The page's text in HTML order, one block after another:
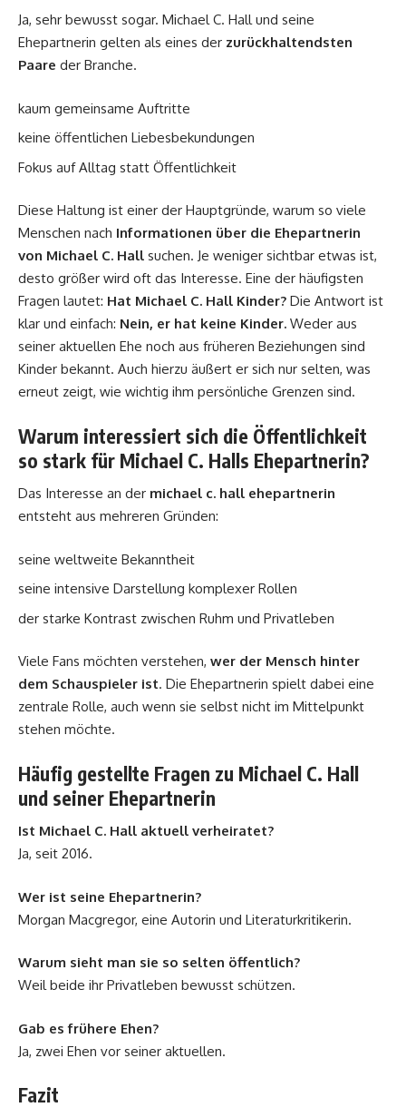
Ja, sehr bewusst sogar. Michael C. Hall und seine
Ehepartnerin gelten als eines der zurückhaltendsten
Paare der Branche.
kaum gemeinsame Auftritte
keine öffentlichen Liebesbekundungen
Fokus auf Alltag statt Öffentlichkeit
Diese Haltung ist einer der Hauptgründe, warum so viele
Menschen nach Informationen über die Ehepartnerin
von Michael C. Hall suchen. Je weniger sichtbar etwas ist,
desto größer wird oft das Interesse. Eine der häufigsten
Fragen lautet: Hat Michael C. Hall Kinder? Die Antwort ist
klar und einfach: Nein, er hat keine Kinder. Weder aus
seiner aktuellen Ehe noch aus früheren Beziehungen sind
Kinder bekannt. Auch hierzu äußert er sich nur selten, was
erneut zeigt, wie wichtig ihm persönliche Grenzen sind.
Warum interessiert sich die Öffentlichkeit
so stark für Michael C. Halls Ehepartnerin?
Das Interesse an der michael c. hall ehepartnerin
entsteht aus mehreren Gründen:
seine weltweite Bekanntheit
seine intensive Darstellung komplexer Rollen
der starke Kontrast zwischen Ruhm und Privatleben
Viele Fans möchten verstehen, wer der Mensch hinter
dem Schauspieler ist. Die Ehepartnerin spielt dabei eine
zentrale Rolle, auch wenn sie selbst nicht im Mittelpunkt
stehen möchte.
Häufig gestellte Fragen zu Michael C. Hall
und seiner Ehepartnerin
Ist Michael C. Hall aktuell verheiratet?
Ja, seit 2016.
Wer ist seine Ehepartnerin?
Morgan Macgregor, eine Autorin und Literaturkritikerin.
Warum sieht man sie so selten öffentlich?
Weil beide ihr Privatleben bewusst schützen.
Gab es frühere Ehen?
Ja, zwei Ehen vor seiner aktuellen.
Fazit